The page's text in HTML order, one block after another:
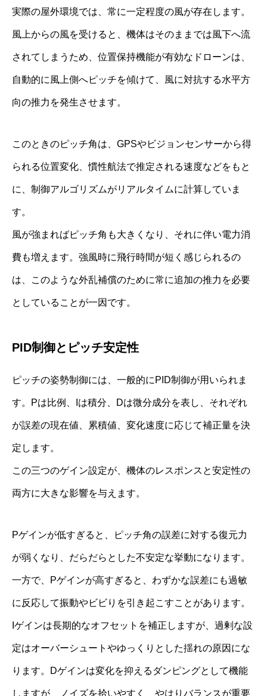
実際の屋外環境では、常に一定程度の風が存在します。
風上からの風を受けると、機体はそのままでは風下へ流
されてしまうため、位置保持機能が有効なドローンは、
自動的に風上側へピッチを傾けて、風に対抗する水平方
向の推力を発生させます。
このときのピッチ角は、GPSやビジョンセンサーから得
られる位置変化、慣性航法で推定される速度などをもと
に、制御アルゴリズムがリアルタイムに計算していま
す。
風が強まればピッチ角も大きくなり、それに伴い電力消
費も増えます。強風時に飛行時間が短く感じられるの
は、このような外乱補償のために常に追加の推力を必要
としていることが一因です。
PID制御とピッチ安定性
ピッチの姿勢制御には、一般的にPID制御が用いられま
す。Pは比例、Iは積分、Dは微分成分を表し、それぞれ
が誤差の現在値、累積値、変化速度に応じて補正量を決
定します。
この三つのゲイン設定が、機体のレスポンスと安定性の
両方に大きな影響を与えます。
Pゲインが低すぎると、ピッチ角の誤差に対する復元力
が弱くなり、だらだらとした不安定な挙動になります。
一方で、Pゲインが高すぎると、わずかな誤差にも過敏
に反応して振動やビビりを引き起こすことがあります。
Iゲインは長期的なオフセットを補正しますが、過剰な設
定はオーバーシュートやゆっくりとした揺れの原因にな
ります。Dゲインは変化を抑えるダンピングとして機能
しますが、ノイズを拾いやすく、やはりバランスが重要